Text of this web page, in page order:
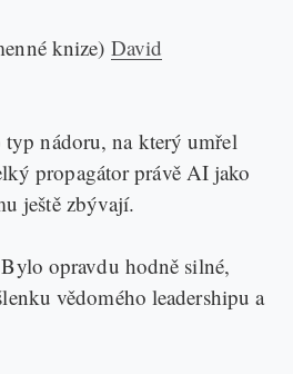
knize) David
typ nádoru, na který umřel
propagátor právě AI jako
ještě zbývají.
opravdu hodně silné,
vědomého leadershipu a